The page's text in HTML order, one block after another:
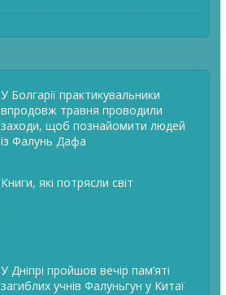
У Болгарії практикувальники
впродовж травня проводили
заходи, щоб познайомити людей
із Фалунь Дафа
Книги, які потрясли світ
У Дніпрі пройшов вечір пам’яті
загиблих учнів Фалуньгун у Китаї